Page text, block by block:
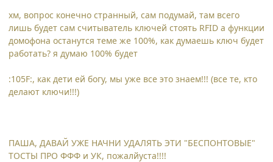
хм, вопрос конечно странный, сам подумай, там всего
лишь будет сам считыватель ключей стоять RFID а функции
домофона останутся теме же 100%, как думаешь ключ будет
работать? я думаю 100% будет
:105F:, как дети ей богу, мы уже все это знаем!!! (все те, кто
делают ключи!!!)
ПАША, ДАВАЙ УЖЕ НАЧНИ УДАЛЯТЬ ЭТИ "БЕСПОНТОВЫЕ"
ТОСТЫ ПРО ФФФ и УК, пожалйуста!!!!